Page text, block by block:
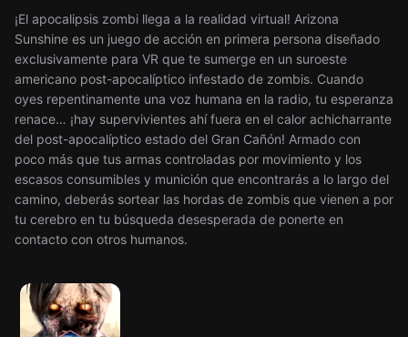
¡El apocalipsis zombi llega a la realidad virtual! Arizona
Sunshine es un juego de acción en primera persona diseñado
exclusivamente para VR que te sumerge en un suroeste
americano post-apocalíptico infestado de zombis. Cuando
oyes repentinamente una voz humana en la radio, tu esperanza
renace… ¡hay supervivientes ahí fuera en el calor achicharrante
del post-apocalíptico estado del Gran Cañón! Armado con
poco más que tus armas controladas por movimiento y los
escasos consumibles y munición que encontrarás a lo largo del
camino, deberás sortear las hordas de zombis que vienen a por
tu cerebro en tu búsqueda desesperada de ponerte en
contacto con otros humanos.